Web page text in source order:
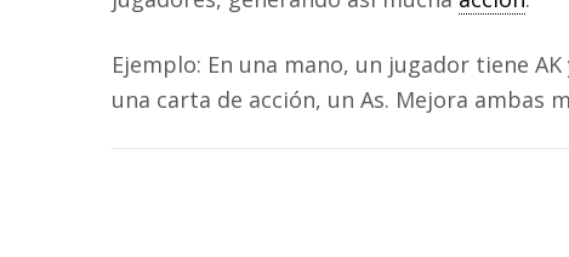
Ejemplo: En una mano, un jugador tiene
una carta de acción, un As. Mejora ambas